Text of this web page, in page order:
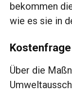
bekommen
wie es sie in
Kostenfrage
Über die